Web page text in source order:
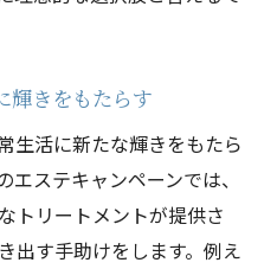
輝きをもたらす
生活に新たな輝きをもたら
ステキャンペーンでは、
トリートメントが提供さ
出す手助けをします。例え